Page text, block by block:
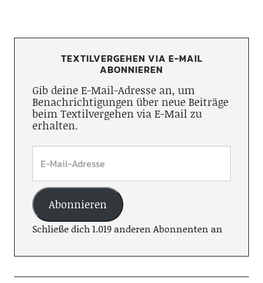
TEXTILVERGEHEN VIA E-MAIL
ABONNIEREN
Gib deine E-Mail-Adresse an, um
Benachrichtigungen über neue Beiträge
beim Textilvergehen via E-Mail zu
erhalten.
Abonnieren
Schließe dich 1.019 anderen Abonnenten an